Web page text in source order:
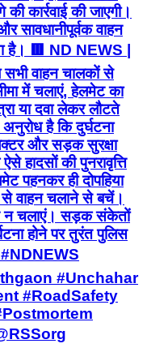
कार्रवाई की जाएगी।
सावधानीपूर्वक वाहन
है। 🟥 ND NEWS |
सभी वाहन चालकों से
में चलाएं, हेलमेट का
या दवा लेकर लौटते
है कि दुर्घटना
और सड़क सुरक्षा
हादसों की पुनरावृत्ति
पहनकर ही दोपहिया
से वाहन चलाने से बचें।
न चलाएं। सड़क संकेतों
होने पर तुरंत पुलिस
#NDNEWS
#Unchahar
#RoadSafety